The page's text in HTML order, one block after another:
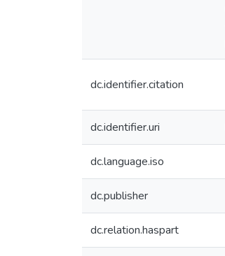
dc.identifier.citation
dc.identifier.uri
dc.language.iso
dc.publisher
dc.relation.haspart